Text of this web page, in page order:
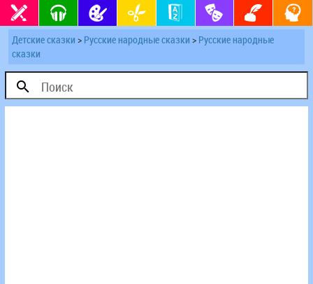
Детские сказки > Русские народные сказки > Русские народные
сказки